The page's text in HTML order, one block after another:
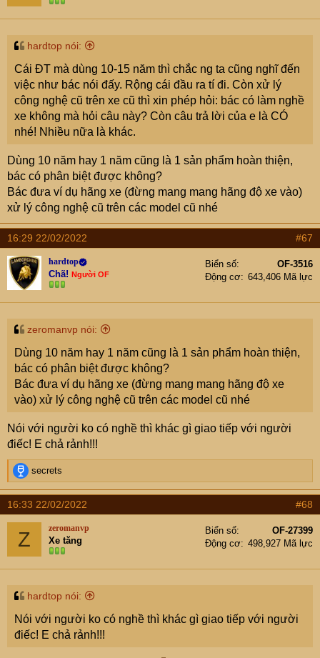
hardtop nói:
Cái ĐT mà dùng 10-15 năm thì chắc ng ta cũng nghĩ đến
việc như bác nói đấy. Rộng cái đầu ra tí đi. Còn xử lý
công nghệ cũ trên xe cũ thì xin phép hỏi: bác có làm nghề
xe không mà hỏi câu này? Còn câu trả lời của e là CÓ
nhé! Nhiều nữa là khác.
Dùng 10 năm hay 1 năm cũng là 1 sản phẩm hoàn thiện,
bác có phân biệt được không?
Bác đưa ví dụ hãng xe (đừng mang mang hãng độ xe vào)
xử lý công nghệ cũ trên các model cũ nhé
16:29 22/02/2022 #67
hardtop
Chã! Người OF
Biển số
OF-3516
Động cơ
643,406 Mã lực
zeromanvp nói:
Dùng 10 năm hay 1 năm cũng là 1 sản phẩm hoàn thiện,
bác có phân biệt được không?
Bác đưa ví dụ hãng xe (đừng mang mang hãng độ xe
vào) xử lý công nghệ cũ trên các model cũ nhé
Nói với người ko có nghề thì khác gì giao tiếp với người
điếc! E chả rảnh!!!
R
e
a
c
t
n
s
secrets
16:33 22/02/2022 #68
Z zeromanvp
Xe tăng
Biển số
OF-27399
Động cơ
498,927 Mã lực
hardtop nói:
Nói với người ko có nghề thì khác gì giao tiếp với người
điếc! E chả rảnh!!!